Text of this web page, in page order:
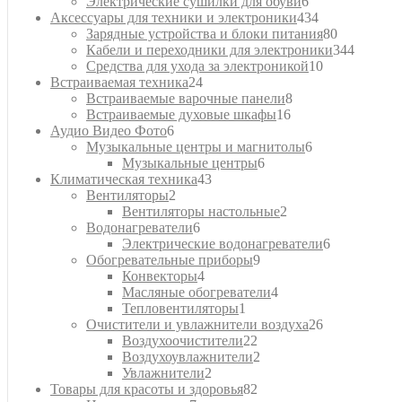
товаров
Аксессуары для техники и электроники434434
товара
Зарядные устройства и блоки питания8080
товаров
Кабели и переходники для электроники344344
Средства для ухода за электроникой1010
Встраиваемая техника2424
товара
Встраиваемые варочные панели88
Встраиваемые духовые шкафы1616
Аудио Видео Фото66
товаров
Музыкальные центры и магнитолы66
Музыкальные центры66
Климатическая техника4343
Вентиляторы2
товара
Вентиляторы настольные2
Водонагреватели66
товаров
Электрические водонагреватели66
Обогревательные приборы99
Конвекторы44
товара
Масляные обогреватели44
Тепловентиляторы1
товар
Очистители и увлажнители воздуха2626
Воздухоочистители22
товара
Воздухоувлажнители2
Увлажнители2
товара
Товары для красоты и здоровья82